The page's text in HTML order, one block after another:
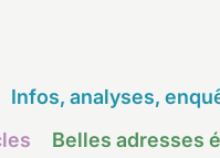
Infos, analyses,
Belles adresses